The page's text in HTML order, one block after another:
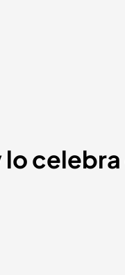
lo